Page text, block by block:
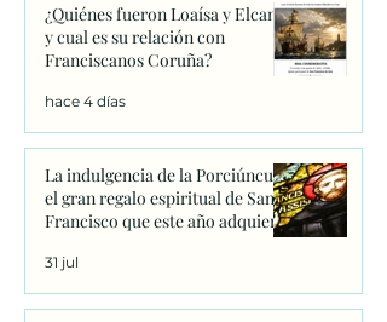
¿Quiénes fueron Loaísa y Elcano
y cual es su relación con
Franciscanos Coruña?
hace 4 días
La indulgencia de la Porciúncula:
el gran regalo espiritual de San
Francisco que este año adquiere
31 jul